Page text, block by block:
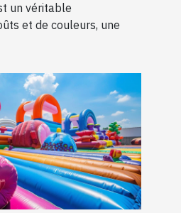
un véritable
et de couleurs, une